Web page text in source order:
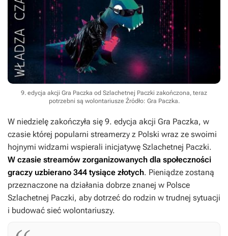
9. edycja akcji Gra Paczka od Szlachetnej Paczki zakończona, teraz
potrzebni są wolontariusze Źródło: Gra Paczka.
W niedzielę zakończyła się 9. edycja akcji Gra Paczka, w
czasie której popularni streamerzy z Polski wraz ze swoimi
hojnymi widzami wspierali inicjatywę Szlachetnej Paczki.
W czasie streamów zorganizowanych dla społeczności
graczy uzbierano 344 tysiące złotych. Pieniądze zostaną
przeznaczone na działania dobrze znanej w Polsce
Szlachetnej Paczki, aby dotrzeć do rodzin w trudnej sytuacji
i budować sieć wolontariuszy.